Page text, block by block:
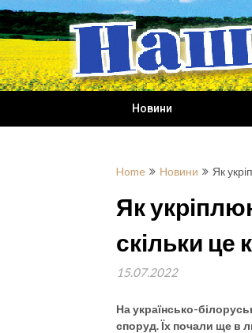
Skip
to
content
Новини
Home Новини Як
Як
скільки це
15.07.2022
На українсько-
споруд. Їх почали ще в